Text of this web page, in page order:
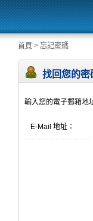
首頁 > 忘記密碼
找回您的密
輸入您的電子郵箱地
E-Mail 地址：